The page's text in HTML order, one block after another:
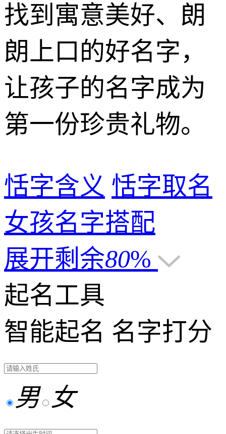
找到寓意美好、朗
朗上口的好名字，
让孩子的名字成为
第一份珍贵礼物。
恬字含义 恬字取名
女孩名字搭配
展开剩余80%
起名工具
智能起名 名字打分
男 女